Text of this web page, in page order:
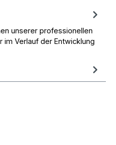
unserer professionellen
im Verlauf der Entwicklung